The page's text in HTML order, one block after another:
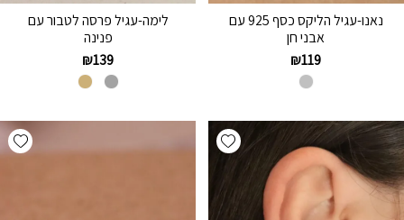
נאנו-עגיל הליקס כסף 925 עם
אבני חן
₪119
לימה-עגיל פרסה לטבור עם
פנינה
₪139
Add wishlist